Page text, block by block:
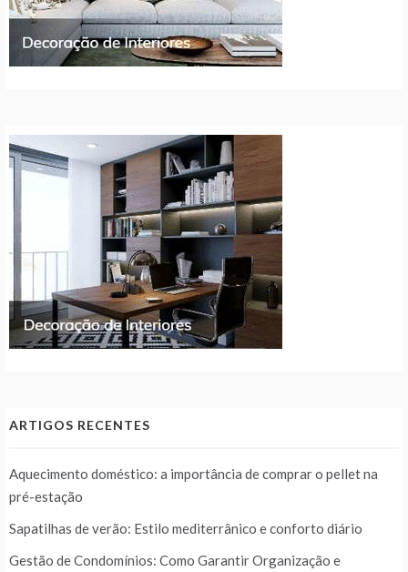
ARTIGOS RECENTES
Aquecimento doméstico: a importância de comprar o pellet na
pré-estação
Sapatilhas de verão: Estilo mediterrânico e conforto diário
Gestão de Condomínios: Como Garantir Organização e